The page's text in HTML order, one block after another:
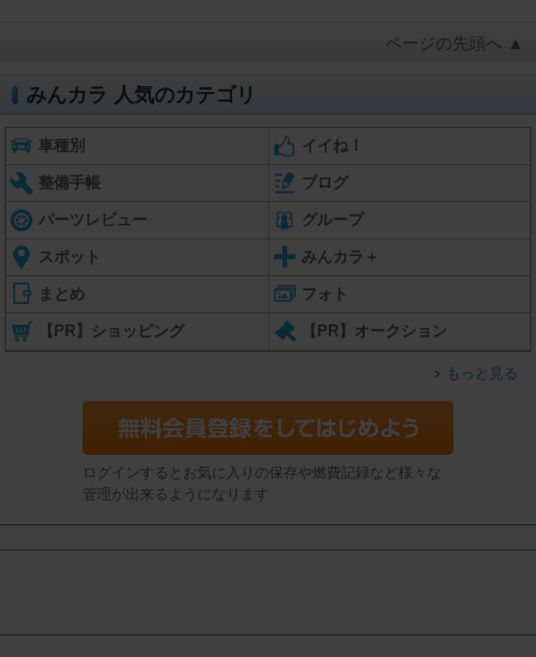
ページの先頭へ ▲
みんカラ 人気のカテゴリ
車種別 イイね！
整備手帳 ブログ
パーツレビュー グループ
スポット みんカラ＋
まとめ フォト
【PR】ショッピング 【PR】オークション
もっと見る
ログインするとお気に入りの保存や燃費記録など様々な
管理が出来るようになります